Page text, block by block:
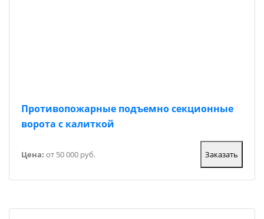
Противопожарные подъемно секционные
ворота с калиткой
Цена: от 50 000 руб. Заказать